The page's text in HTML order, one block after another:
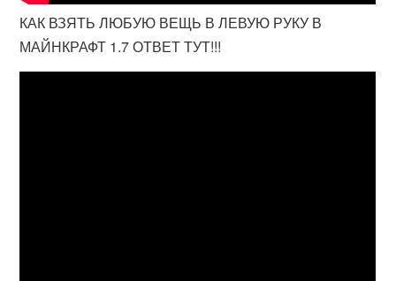
КАК ВЗЯТЬ ЛЮБУЮ ВЕЩЬ В ЛЕВУЮ РУКУ В
МАЙНКРАФТ 1.7 ОТВЕТ ТУТ!!!